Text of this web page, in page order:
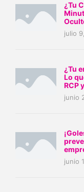
¿Tu
julio
¿Tu
Lo
RCP
junio
junio